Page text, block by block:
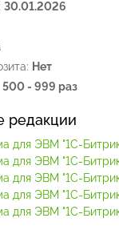
30.01.2026
Нет
500 - 999 раз
редакции
для ЭВМ "1С-
для ЭВМ "1С-
для ЭВМ "1С-
для ЭВМ "1С-
для ЭВМ "1С-